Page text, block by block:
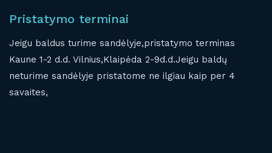
Pristatymo terminai
Jeigu baldus turime sandėlyje,pristatymo terminas
Kaune 1-2 d.d. Vilnius,Klaipėda 2-9d.d.Jeigu baldų
neturime sandėlyje pristatome ne ilgiau kaip per 4
savaites,